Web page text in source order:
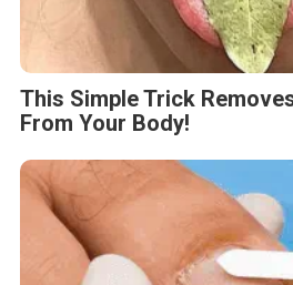
This Simple Trick
From Your Body!